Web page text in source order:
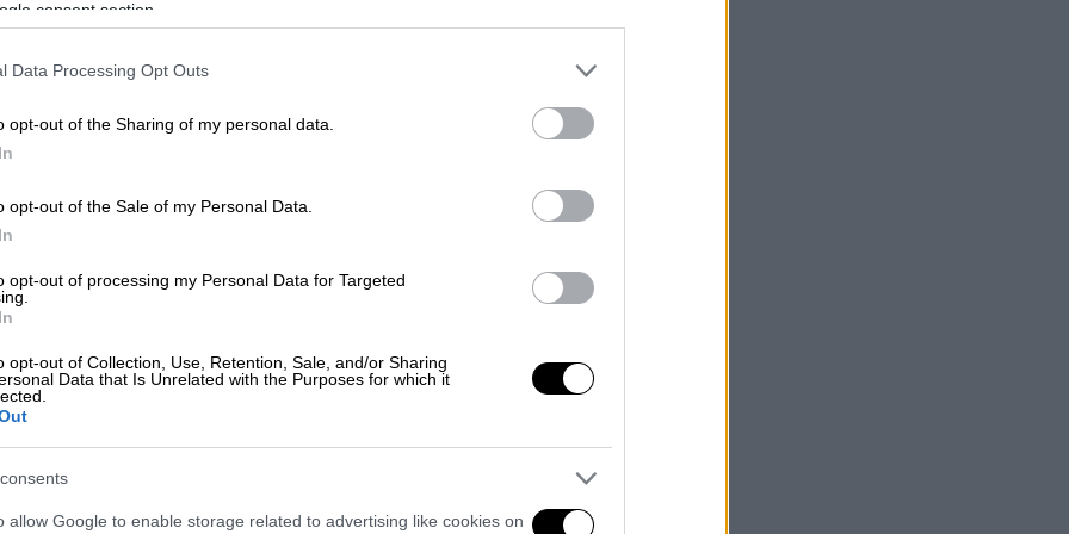
consent section.
Data Processing Opt Outs
opt-out of the Sharing of my personal data.
opt-out of the Sale of my Personal Data.
opt-out of processing my Personal Data for Targeted
opt-out of Collection, Use, Retention, Sale, and/or Sharing
Data that Is Unrelated with the Purposes for which it
allow Google to enable storage related to advertising like cookies on
καθώς αντιμετώπιζε πολλά
Λυμπέρη - Συγγενείς και
σε όσους τη γνώριζαν, την αγάπησαν
την παρουσία της στις τηλεοπτικές
της κατάφεραν να μπουν σε χιλιάδες
γενιές.